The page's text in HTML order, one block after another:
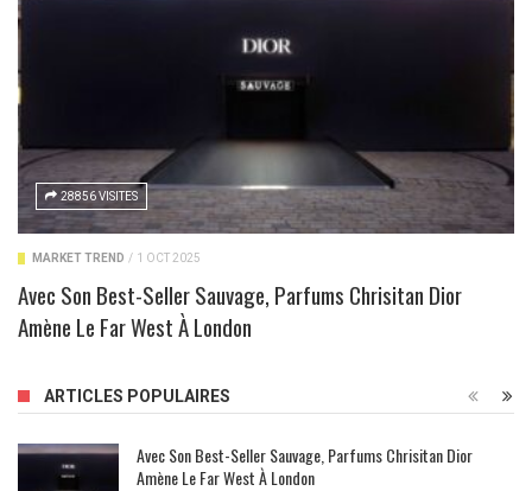
28856 VISITES
MARKET TREND / 1 OCT 2025
Avec Son Best-Seller Sauvage, Parfums Chrisitan Dior
Amène Le Far West À London
ARTICLES POPULAIRES
Avec Son Best-Seller Sauvage, Parfums Chrisitan Dior
Amène Le Far West À London